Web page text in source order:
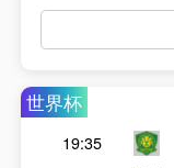
世界杯
19:35